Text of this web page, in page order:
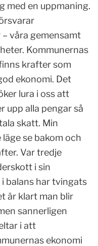
med en uppmaning.
våra gemensamt
Kommunernas
krafter som
ekonomi. Det
lura i oss att
upp alla pengar så
skatt. Min
se bakom och
Var tredje
i sin
balans har tvingats
är klart man blir
sannerligen
i att
ekonomi